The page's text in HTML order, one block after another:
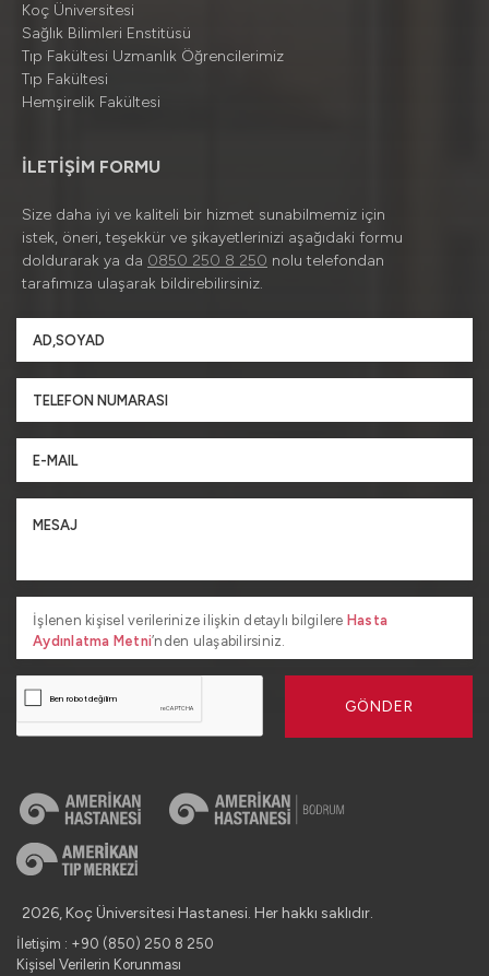
Koç Üniversitesi
Sağlık Bilimleri Enstitüsü
Tıp Fakültesi Uzmanlık Öğrencilerimiz
Tıp Fakültesi
Hemşirelik Fakültesi
İLETİŞİM FORMU
Size daha iyi ve kaliteli bir hizmet sunabilmemiz için
istek, öneri, teşekkür ve şikayetlerinizi aşağıdaki formu
doldurarak ya da 0850 250 8 250 nolu telefondan
tarafımıza ulaşarak bildirebilirsiniz.
İşlenen kişisel verilerinize ilişkin detaylı bilgilere Hasta
Aydınlatma Metni’nden ulaşabilirsiniz.
GÖNDER
2026, Koç Üniversitesi Hastanesi. Her hakkı saklıdır.
İletişim : +90 (850) 250 8 250
Kişisel Verilerin Korunması